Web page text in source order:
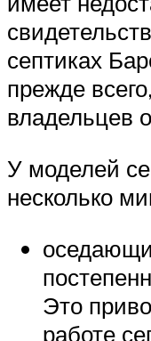
септиках
прежде
владельцев
У моделей
несколько
Это
работе